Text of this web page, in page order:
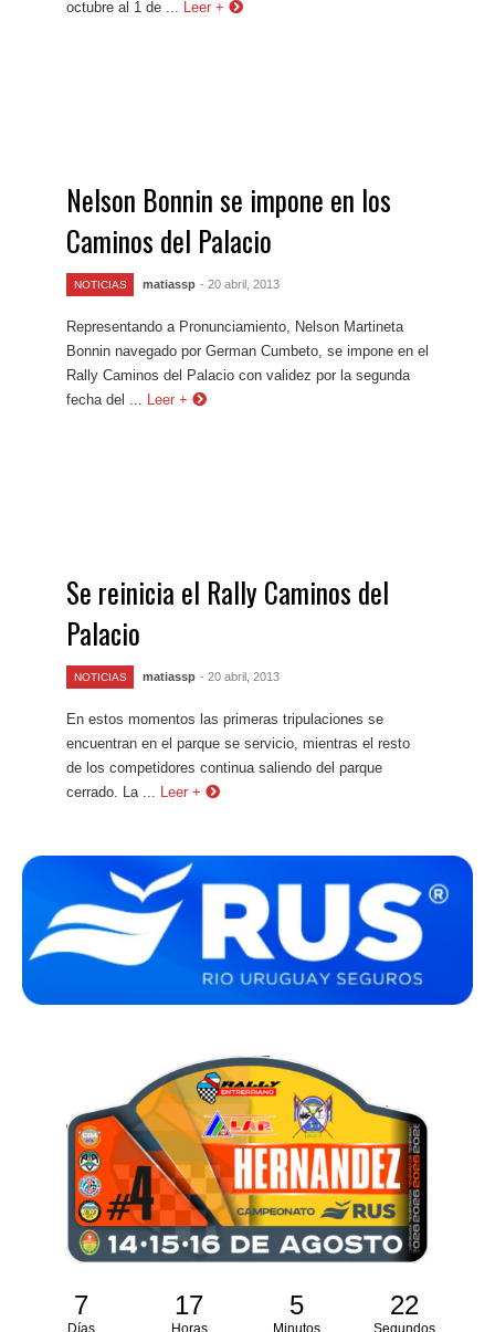
octubre al 1 de ...
Leer +
Nelson Bonnin se impone en los
Caminos del Palacio
NOTICIAS matiassp - 20 abril, 2013
Representando a Pronunciamiento, Nelson Martineta
Bonnin navegado por German Cumbeto, se impone en el
Rally Caminos del Palacio con validez por la segunda
fecha del ...
Leer +
Se reinicia el Rally Caminos del
Palacio
NOTICIAS matiassp - 20 abril, 2013
En estos momentos las primeras tripulaciones se
encuentran en el parque se servicio, mientras el resto
de los competidores continua saliendo del parque
cerrado. La ...
Leer +
7 17 5 22